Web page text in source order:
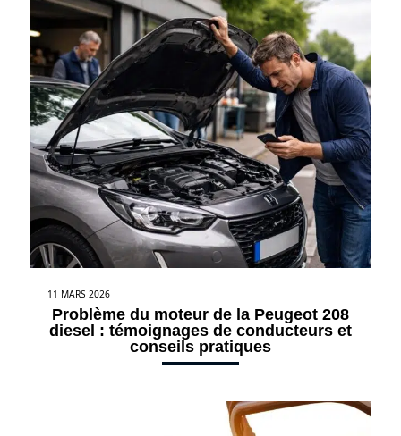
11 MARS 2026
Problème du moteur de la Peugeot 208
diesel : témoignages de conducteurs et
conseils pratiques